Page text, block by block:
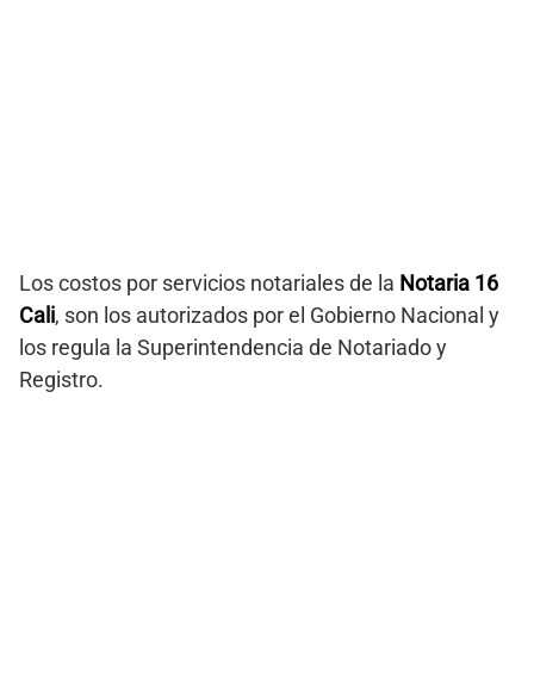
Los costos por servicios notariales de la Notaria 16
Cali, son los autorizados por el Gobierno Nacional y
los regula la Superintendencia de Notariado y
Registro.